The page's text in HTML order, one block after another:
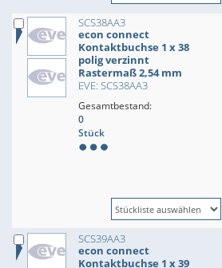
SCS38AA3
econ connect
Kontaktbuchse 1 x 38
polig verzinnt
Rastermaß 2,54 mm
EVE: SCS38AA3
Gesamtbestand:
0
Stück
SCS39AA3
econ connect
Kontaktbuchse 1 x 39